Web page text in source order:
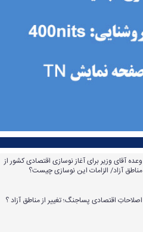
وعده آقای وزیر برای آغاز نوسازی اقتصادی کشور از
مناطق آزاد/ الزامات این نوسازی چیست؟
اصلاحاتِ اقتصادی پساجنگ؛ تغییر از مناطق آزاد ؟